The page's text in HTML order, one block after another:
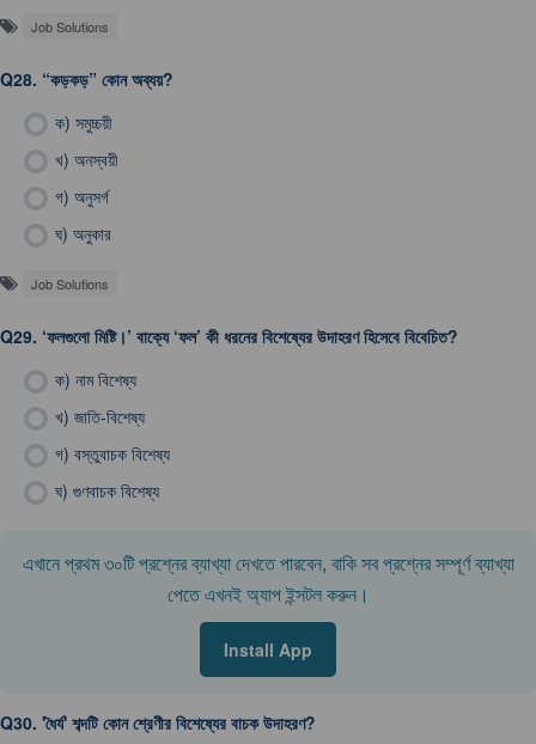
Job Solutions
Q28. “কড়কড়” কোন অব্যয়?
ক) সমুচ্চয়ী
খ) অনস্বয়ী
গ) অনুসর্গ
ঘ) অনুকার
Job Solutions
Q29. ‘ফলগুলো মিষ্টি।’ বাক্যে ‘ফল’ কী ধরনের বিশেষ্যের উদাহরণ হিসেবে বিবেচিত?
ক) নাম বিশেষ্য
খ) জাতি-বিশেষ্য
গ) বস্তুবাচক বিশেষ্য
ঘ) গুণবাচক বিশেষ্য
এখানে প্রথম ৩০টি প্রশ্নের ব্যাখ্যা দেখতে পারবেন, বাকি সব প্রশ্নের সম্পূর্ণ ব্যাখ্যা
পেতে এখনই অ্যাপ ইন্সটল করুন।
Install App
Q30. 'ধৈর্য' শব্দটি কোন শ্রেণীর বিশেষ্যের বাচক উদাহরণ?